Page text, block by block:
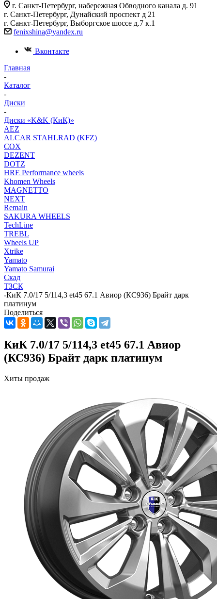
г. Санкт-Петербург, набережная Обводного канала д. 91
г. Санкт-Петербург, Дунайский проспект д 21
г. Санкт-Петербург, Выборгское шоссе д.7 к.1
fenixshina@yandex.ru
Вконтакте
Главная
-
Каталог
-
Диски
-
Диски «K&K (КиК)»
AEZ
ALCAR STAHLRAD (KFZ)
COX
DEZENT
DOTZ
HRE Performance wheels
Khomen Wheels
MAGNETTO
NEXT
Remain
SAKURA WHEELS
TechLine
TREBL
Wheels UP
Xtrike
Yamato
Yamato Samurai
Скад
ТЗСК
-КиК 7.0/17 5/114,3 et45 67.1 Авиор (КС936) Брайт дарк
платинум
Поделиться
КиК 7.0/17 5/114,3 et45 67.1 Авиор
(КС936) Брайт дарк платинум
Хиты продаж